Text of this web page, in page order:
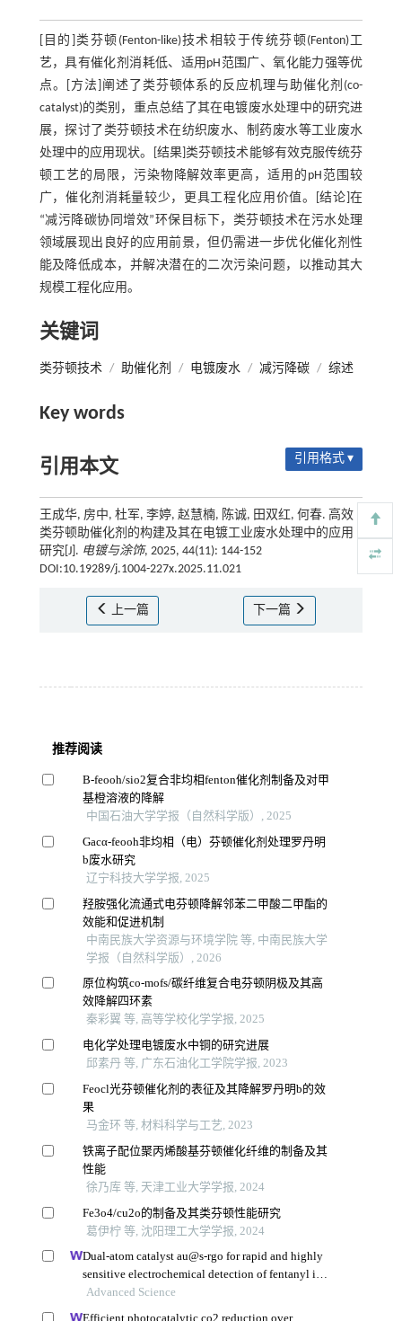
[目的]类芬顿(Fenton-like)技术相较于传统芬顿(Fenton)工
艺，具有催化剂消耗低、适用pH范围广、氧化能力强等优
点。[方法]阐述了类芬顿体系的反应机理与助催化剂(co-
catalyst)的类别，重点总结了其在电镀废水处理中的研究进
展，探讨了类芬顿技术在纺织废水、制药废水等工业废水
处理中的应用现状。[结果]类芬顿技术能够有效克服传统芬
顿工艺的局限，污染物降解效率更高，适用的pH范围较
广，催化剂消耗量较少，更具工程化应用价值。[结论]在
“减污降碳协同增效”环保目标下，类芬顿技术在污水处理
领域展现出良好的应用前景，但仍需进一步优化催化剂性
能及降低成本，并解决潜在的二次污染问题，以推动其大
规模工程化应用。
关键词
类芬顿技术 / 助催化剂 / 电镀废水 / 减污降碳 / 综述
Key words
引用本文 引用格式 ▾
王成华, 房中, 杜军, 李婷, 赵慧楠, 陈诚, 田双红, 何春. 高效
类芬顿助催化剂的构建及其在电镀工业废水处理中的应用
研究[J]. 电镀与涂饰, 2025, 44(11): 144-152
DOI:10.19289/j.1004-227x.2025.11.021
上一篇 下一篇